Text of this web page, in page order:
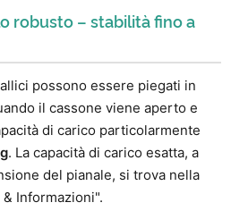
robusto – stabilità fino a
possono essere piegati in
il cassone viene aperto e
di carico particolarmente
. La capacità di carico esatta, a
del pianale, si trova nella
Informazioni".